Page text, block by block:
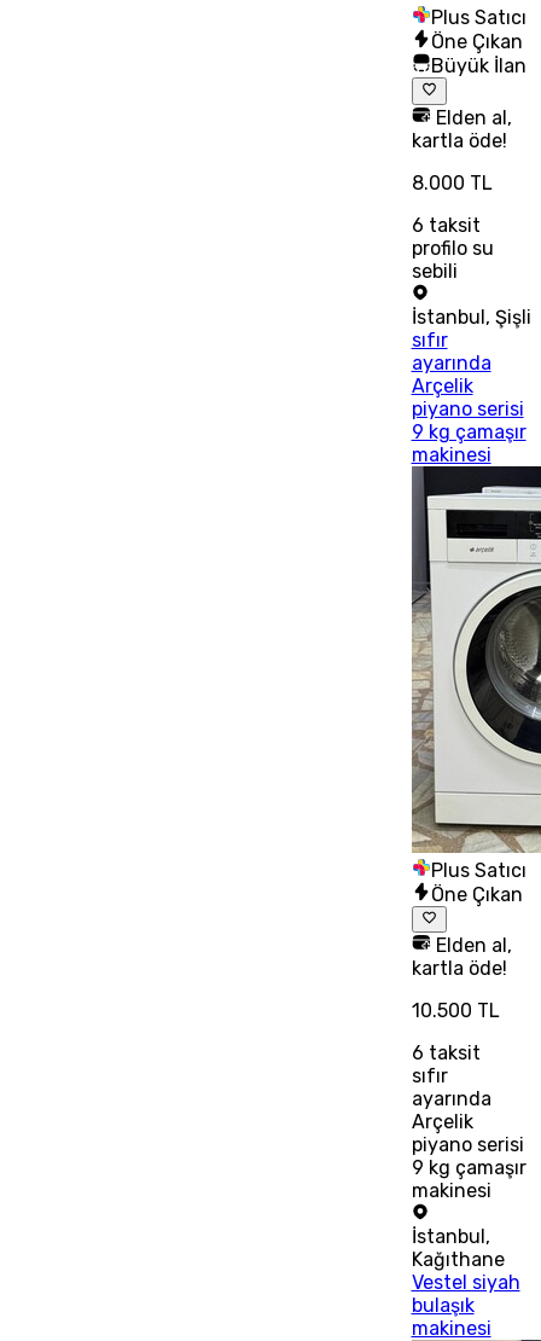
Plus Satıcı
Öne Çıkan
Büyük İlan
Elden al,
kartla öde!
8.000 TL
6 taksit
profilo su
sebili
İstanbul, Şişli
sıfır
ayarında
Arçelik
piyano serisi
9 kg çamaşır
makinesi
Plus Satıcı
Öne Çıkan
Elden al,
kartla öde!
10.500 TL
6 taksit
sıfır
ayarında
Arçelik
piyano serisi
9 kg çamaşır
makinesi
İstanbul,
Kağıthane
Vestel siyah
bulaşık
makinesi